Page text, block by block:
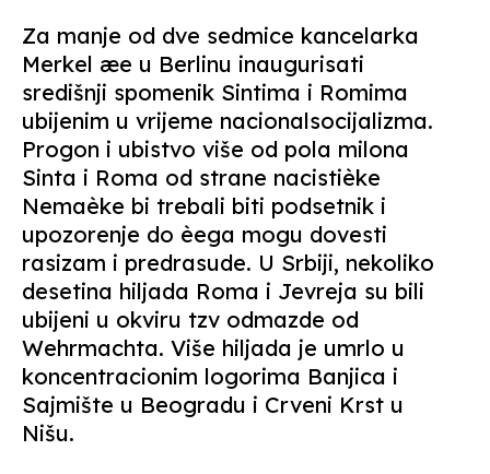
Za manje od dve sedmice kancelarka
Merkel æe u Berlinu inaugurisati
središnji spomenik Sintima i Romima
ubijenim u vrijeme nacionalsocijalizma.
Progon i ubistvo više od pola milona
Sinta i Roma od strane nacistièke
Nemaèke bi trebali biti podsetnik i
upozorenje do èega mogu dovesti
rasizam i predrasude. U Srbiji, nekoliko
desetina hiljada Roma i Jevreja su bili
ubijeni u okviru tzv odmazde od
Wehrmachta. Više hiljada je umrlo u
koncentracionim logorima Banjica i
Sajmište u Beogradu i Crveni Krst u
Nišu.